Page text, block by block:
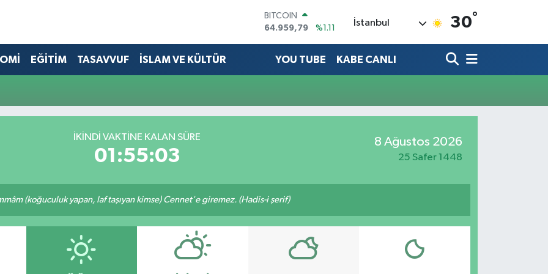
BITCOIN
64.959,79
%1.11
EURO
55,2510
%0.32
İstanbul 30°
EĞİTİM TASAVVUF İSLAM VE KÜLTÜR YOU TUBE KABE CANLI
İKINDI VAKTINE KALAN SÜRE
01:55:03
8 Ağustos 2026
25 Safer 1448
(koğuculuk yapan, laf taşıyan kimse) Cennet'e giremez. (Hadis-i şerif)